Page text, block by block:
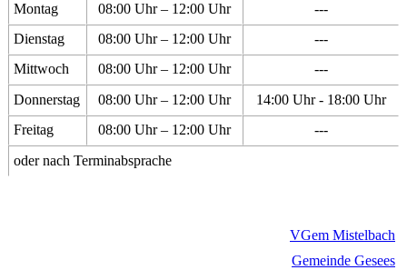
Montag 08:00 Uhr – 12:00 Uhr
---
Dienstag
08:00 Uhr – 12:00 Uhr
---
Mittwoch
08:00 Uhr – 12:00 Uhr
---
Donnerstag
08:00 Uhr – 12:00 Uhr
14:00 Uhr - 18:00 Uhr
Freitag
08:00 Uhr – 12:00 Uhr
---
oder nach Terminabsprache
VGem Mistelbach
Gemeinde Gesees